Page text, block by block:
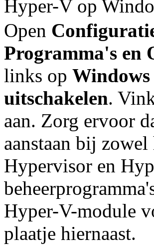
Hyper-V op
Open
Programma's en
links op
uitschakelen.
aan. Zorg ervoor
aanstaan bij
Hypervisor en
Hyper-V-module
plaatje hiernaast.